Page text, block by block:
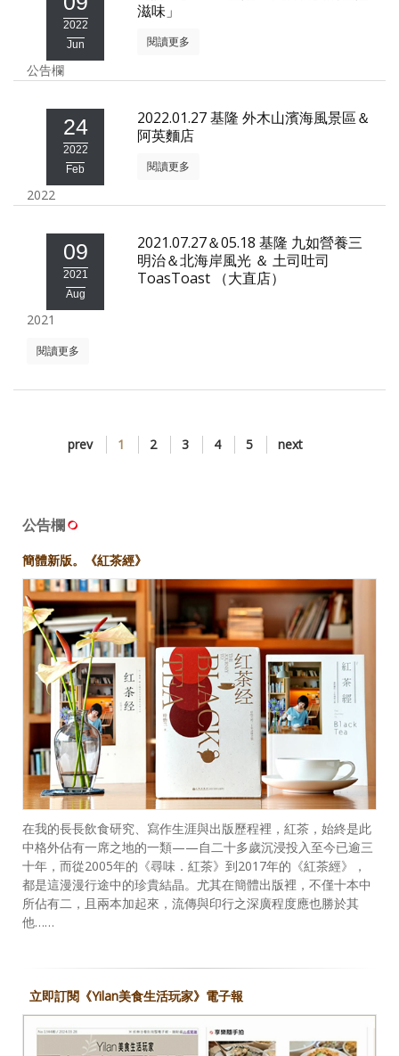
2022
Jun
滋味」
公告欄
閱讀更多
24
2022
Feb
2022.01.27 基隆 外木山濱海風景區＆
阿英麵店
2022
閱讀更多
09
2021
Aug
2021.07.27＆05.18 基隆 九如營養三
明治＆北海岸風光 ＆ 土司吐司
ToasToast （大直店）
2021
閱讀更多
prev 1 2 3 4 5 next
公告欄
簡體新版。《紅茶經》
在我的長長飲食研究、寫作生涯與出版歷程裡，紅茶，始終是此
中格外佔有一席之地的一類——自二十多歲沉浸投入至今已逾三
十年，而從2005年的《尋味．紅茶》到2017年的《紅茶經》，
都是這漫漫行途中的珍貴結晶。尤其在簡體出版裡，不僅十本中
所佔有二，且兩本加起來，流傳與印行之深廣程度應也勝於其
他……
立即訂閱《Yilan美食生活玩家》電子報